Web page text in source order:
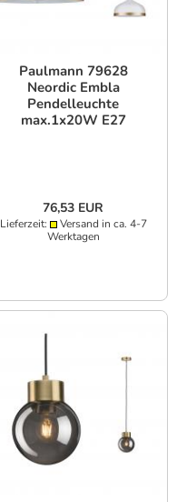
Paulmann 79628
Neordic Embla
Pendelleuchte
max.1x20W E27
76,53 EUR
Lieferzeit:
Versand in ca. 4-7
Werktagen